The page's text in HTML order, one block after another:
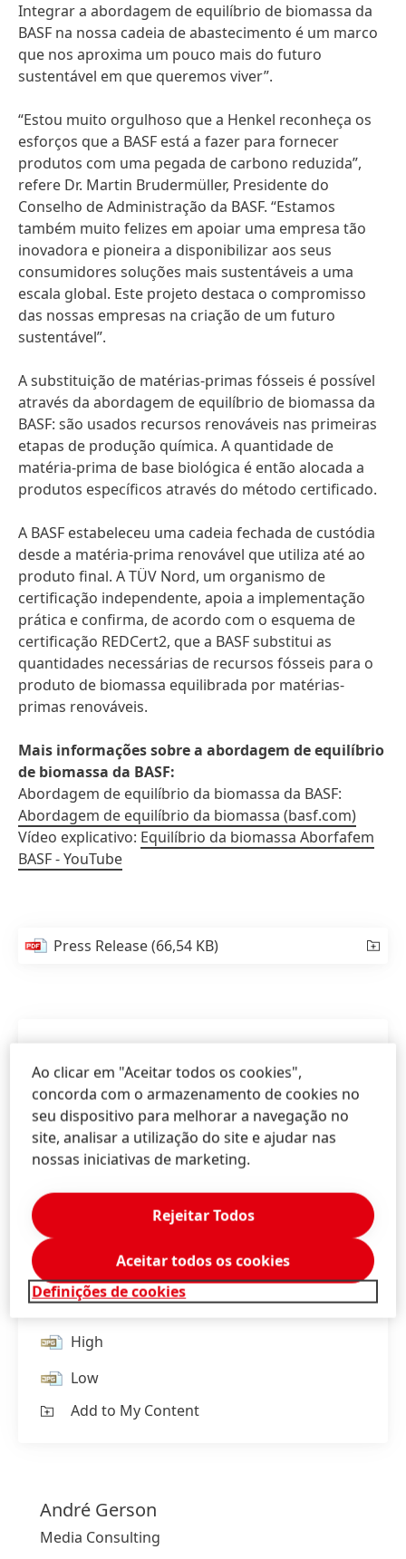
Integrar a abordagem de equilíbrio de biomassa da
BASF na nossa cadeia de abastecimento é um marco
que nos aproxima um pouco mais do futuro
sustentável em que queremos viver”.
“Estou muito orgulhoso que a Henkel reconheça os
esforços que a BASF está a fazer para fornecer
produtos com uma pegada de carbono reduzida”,
refere Dr. Martin Brudermüller, Presidente do
Conselho de Administração da BASF. “Estamos
também muito felizes em apoiar uma empresa tão
inovadora e pioneira a disponibilizar aos seus
consumidores soluções mais sustentáveis a uma
escala global. Este projeto destaca o compromisso
das nossas empresas na criação de um futuro
sustentável”.
A substituição de matérias-primas fósseis é possível
através da abordagem de equilíbrio de biomassa da
BASF: são usados recursos renováveis nas primeiras
etapas de produção química. A quantidade de
matéria-prima de base biológica é então alocada a
produtos específicos através do método certificado.
A BASF estabeleceu uma cadeia fechada de custódia
desde a matéria-prima renovável que utiliza até ao
produto final. A TÜV Nord, um organismo de
certificação independente, apoia a implementação
prática e confirma, de acordo com o esquema de
certificação REDCert2, que a BASF substitui as
quantidades necessárias de recursos fósseis para o
produto de biomassa equilibrada por matérias-
primas renováveis.
Mais informações sobre a abordagem de equilíbrio
de biomassa da BASF:
Abordagem de equilíbrio da biomassa da BASF:
Abordagem de equilíbrio da biomassa (basf.com)
Vídeo explicativo: Equilíbrio da biomassa Aborfafem
BASF - YouTube
Press Release(66,54 KB)
High
Low
Add to My Content
André Gerson
Media Consulting
Ao clicar em "Aceitar todos os cookies",
concorda com o armazenamento de cookies no
seu dispositivo para melhorar a navegação no
site, analisar a utilização do site e ajudar nas
nossas iniciativas de marketing.
Definições de cookies
Rejeitar Todos
Aceitar todos os cookies